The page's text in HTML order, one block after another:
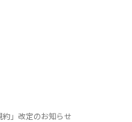
約」改定のお知らせ